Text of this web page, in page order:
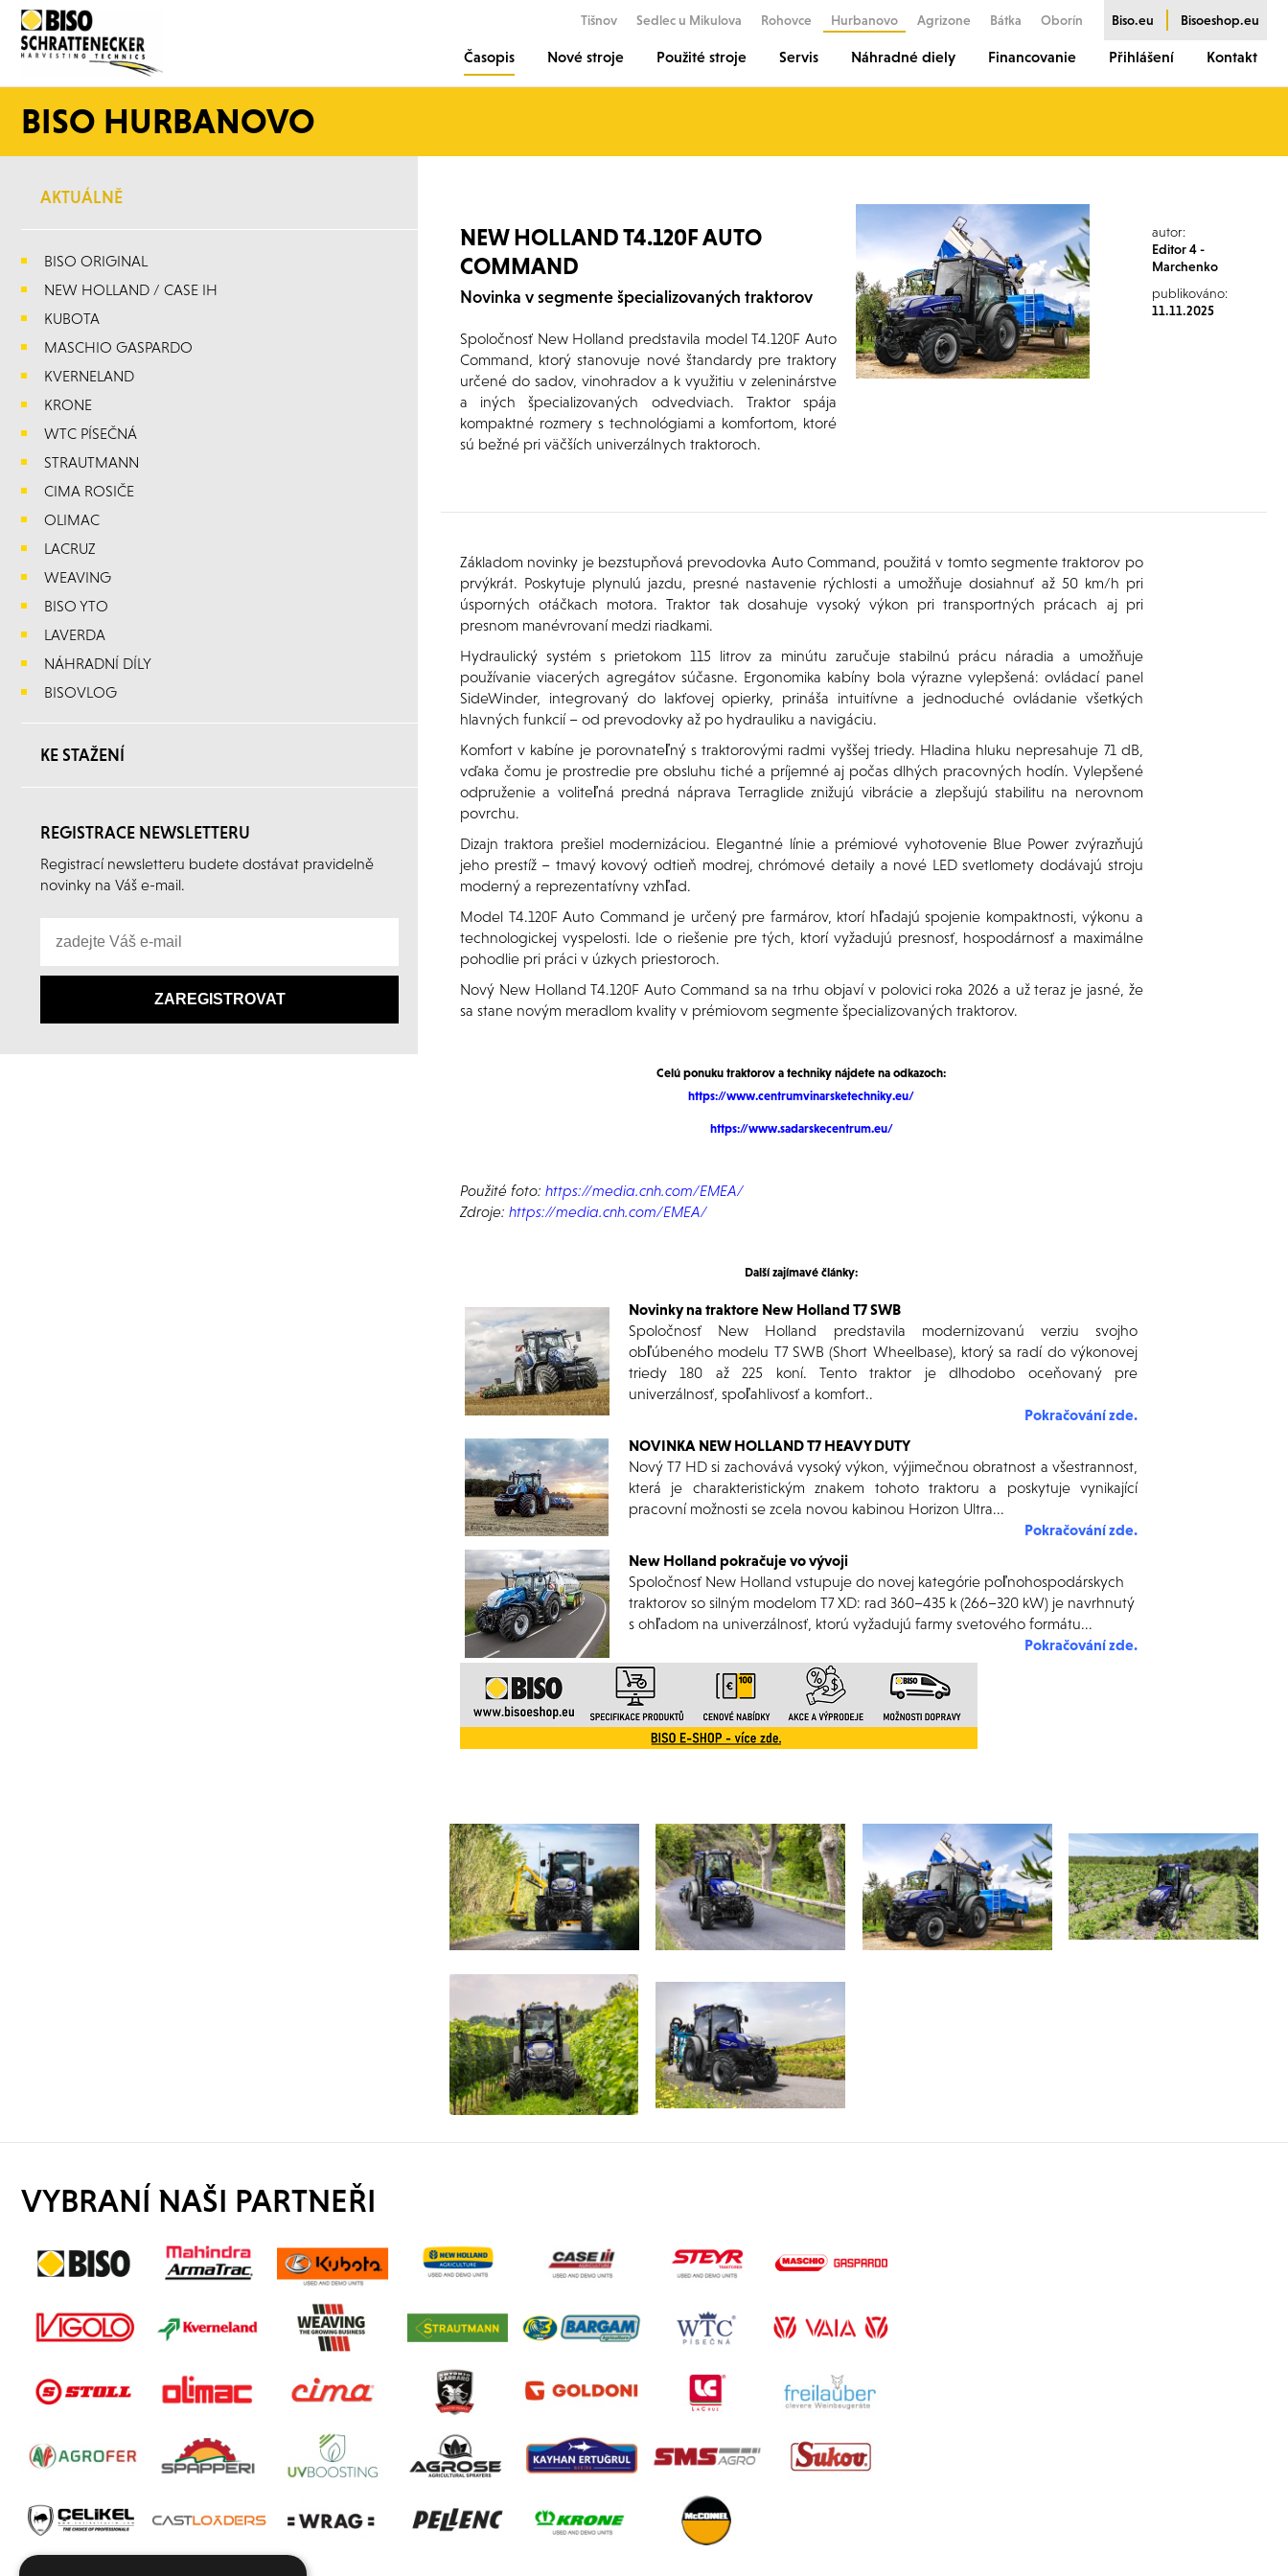
Tišnov Sedlec u Mikulova Rohovce Hurbanovo Agrizone Bátka Oborín Biso.eu Bisoeshop.eu
Časopis Nové stroje Použité stroje Servis Náhradné diely Financovanie Přihlášení Kontakt
BISO HURBANOVO
AKTUÁLNĚ
BISO ORIGINAL
NEW HOLLAND / CASE IH
KUBOTA
MASCHIO GASPARDO
KVERNELAND
KRONE
WTC PÍSEČNÁ
STRAUTMANN
CIMA ROSIČE
OLIMAC
LACRUZ
WEAVING
BISO YTO
LAVERDA
NÁHRADNÍ DÍLY
BISOVLOG
KE STAŽENÍ
REGISTRACE NEWSLETTERU
Registrací newsletteru budete dostávat pravidelně
novinky na Váš e-mail.
NEW HOLLAND T4.120F AUTO
COMMAND
Novinka v segmente špecializovaných traktorov
autor:
Editor 4 -
Marchenko
publikováno:
11.11.2025
Spoločnosť New Holland predstavila model T4.120F Auto
Command, ktorý stanovuje nové štandardy pre traktory
určené do sadov, vinohradov a k využitiu v zeleninárstve
a iných špecializovaných odvedviach. Traktor spája
kompaktné rozmery s technológiami a komfortom, ktoré
sú bežné pri väčších univerzálnych traktoroch.
Základom novinky je bezstupňová prevodovka Auto Command, použitá v tomto segmente traktorov po
prvýkrát. Poskytuje plynulú jazdu, presné nastavenie rýchlosti a umožňuje dosiahnuť až 50 km/h pri
úsporných otáčkach motora. Traktor tak dosahuje vysoký výkon pri transportných prácach aj pri
presnom manévrovaní medzi riadkami.
Hydraulický systém s prietokom 115 litrov za minútu zaručuje stabilnú prácu náradia a umožňuje
používanie viacerých agregátov súčasne. Ergonomika kabíny bola výrazne vylepšená: ovládací panel
SideWinder, integrovaný do lakťovej opierky, prináša intuitívne a jednoduché ovládanie všetkých
hlavných funkcií – od prevodovky až po hydrauliku a navigáciu.
Komfort v kabíne je porovnateľný s traktorovými radmi vyššej triedy. Hladina hluku nepresahuje 71 dB,
vďaka čomu je prostredie pre obsluhu tiché a príjemné aj počas dlhých pracovných hodín. Vylepšené
odpruženie a voliteľná predná náprava Terraglide znižujú vibrácie a zlepšujú stabilitu na nerovnom
povrchu.
Dizajn traktora prešiel modernizáciou. Elegantné línie a prémiové vyhotovenie Blue Power zvýrazňujú
jeho prestíž – tmavý kovový odtieň modrej, chrómové detaily a nové LED svetlomety dodávajú stroju
moderný a reprezentatívny vzhľad.
Model T4.120F Auto Command je určený pre farmárov, ktorí hľadajú spojenie kompaktnosti, výkonu a
technologickej vyspelosti. Ide o riešenie pre tých, ktorí vyžadujú presnosť, hospodárnosť a maximálne
pohodlie pri práci v úzkych priestoroch.
Nový New Holland T4.120F Auto Command sa na trhu objaví v polovici roka 2026 a už teraz je jasné, že
sa stane novým meradlom kvality v prémiovom segmente špecializovaných traktorov.
Celú ponuku traktorov a techniky nájdete na odkazoch:
https://www.centrumvinarsketechniky.eu/
https://www.sadarskecentrum.eu/
Použité foto: https://media.cnh.com/EMEA/
Zdroje: https://media.cnh.com/EMEA/
Další zajímavé články:
Novinky na traktore New Holland T7 SWB
Spoločnosť New Holland predstavila modernizovanú verziu svojho
obľúbeného modelu T7 SWB (Short Wheelbase), ktorý sa radí do výkonovej
triedy 180 až 225 koní. Tento traktor je dlhodobo oceňovaný pre
univerzálnosť, spoľahlivosť a komfort..
Pokračování zde.
NOVINKA NEW HOLLAND T7 HEAVY DUTY
Nový T7 HD si zachovává vysoký výkon, výjimečnou obratnost a všestrannost,
která je charakteristickým znakem tohoto traktoru a poskytuje vynikající
pracovní možnosti se zcela novou kabinou Horizon Ultra...
Pokračování zde.
New Holland pokračuje vo vývoji
Spoločnosť New Holland vstupuje do novej kategórie poľnohospodárskych
traktorov so silným modelom T7 XD: rad 360–435 k (266–320 kW) je navrhnutý
s ohľadom na univerzálnosť, ktorú vyžadujú farmy svetového formátu...
Pokračování zde.
VYBRANÍ NAŠI PARTNEŘI